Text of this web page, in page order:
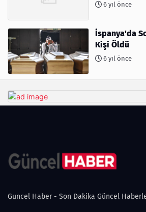
6 yıl önce
İspanya'da
Kişi Öldü
6 yıl önce
Guncel Haber - Son Dakika Güncel